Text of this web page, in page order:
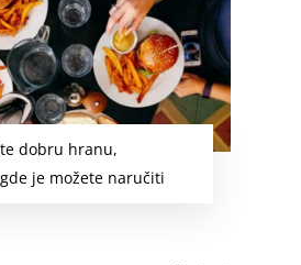
dobru hranu,
je možete naručiti